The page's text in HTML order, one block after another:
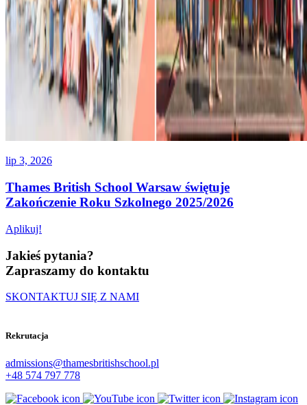
lip 3, 2026
Thames British School Warsaw świętuje
Zakończenie Roku Szkolnego 2025/2026
Aplikuj!
Jakieś pytania?
Zapraszamy do kontaktu
SKONTAKTUJ SIĘ Z NAMI
Rekrutacja
admissions@thamesbritishschool.pl
+48 574 797 778